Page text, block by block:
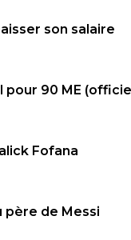
son salaire
pour 90 ME
Fofana
père de Messi